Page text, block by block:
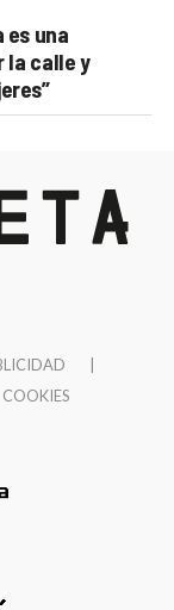
es una
la calle y
COOKIES